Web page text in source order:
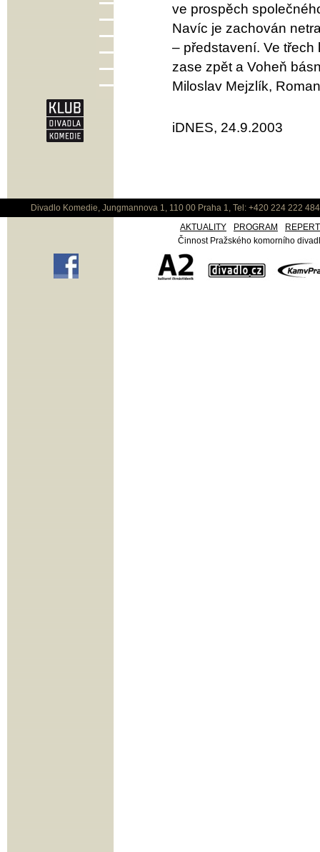
ve prospěch
Navíc je zachován
– představení. Ve
zase zpět a Voheň
Miloslav Mejzlík,
iDNES, 24.9.2003
Divadlo Komedie, Jungmannova 1, 110 00 Praha 1, Tel: +420 224 222
AKTUALITY
PROGRAM
Činnost Pražského komorního